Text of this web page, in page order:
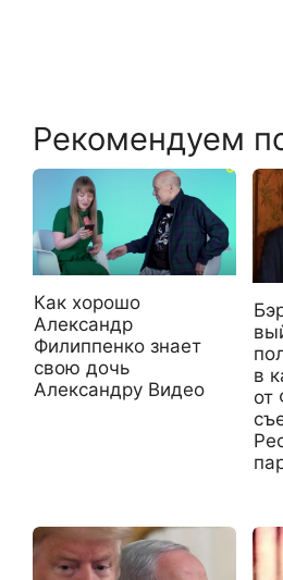
Рекомендуем
Как хорошо
Александр
Филиппенко знает
свою дочь
Александру Видео
в
от